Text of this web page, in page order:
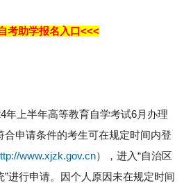
考助学报名入口<<<
年上半年高等教育自学考试6月办理
申请条件的考生可在规定时间内登
www.xjzk.gov.cn），进入“自治区
进行申请。因个人原因未在规定时间